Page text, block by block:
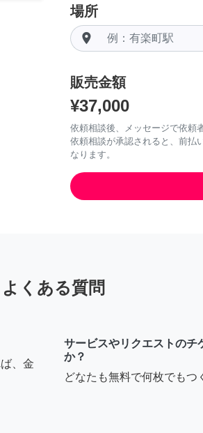
場所
room
販売金額
¥37,000
依頼相談後、メッセージで依頼
依頼相談が承認されると、前払
なります。
よくある質問
、金
サービスやリクエストのチ
か？
どなたも無料で何枚でもつ